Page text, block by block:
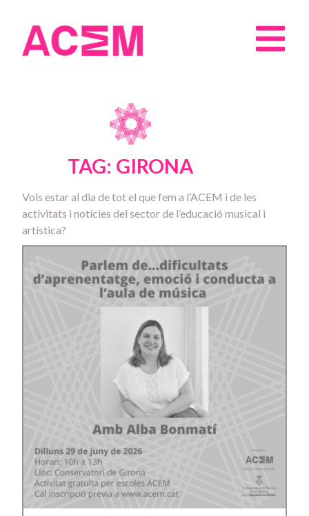
TAG: GIRONA
Vols estar al dia de tot el que fem a l’ACEM i de les
activitats i notícies del sector de l’educació musical i
artística?